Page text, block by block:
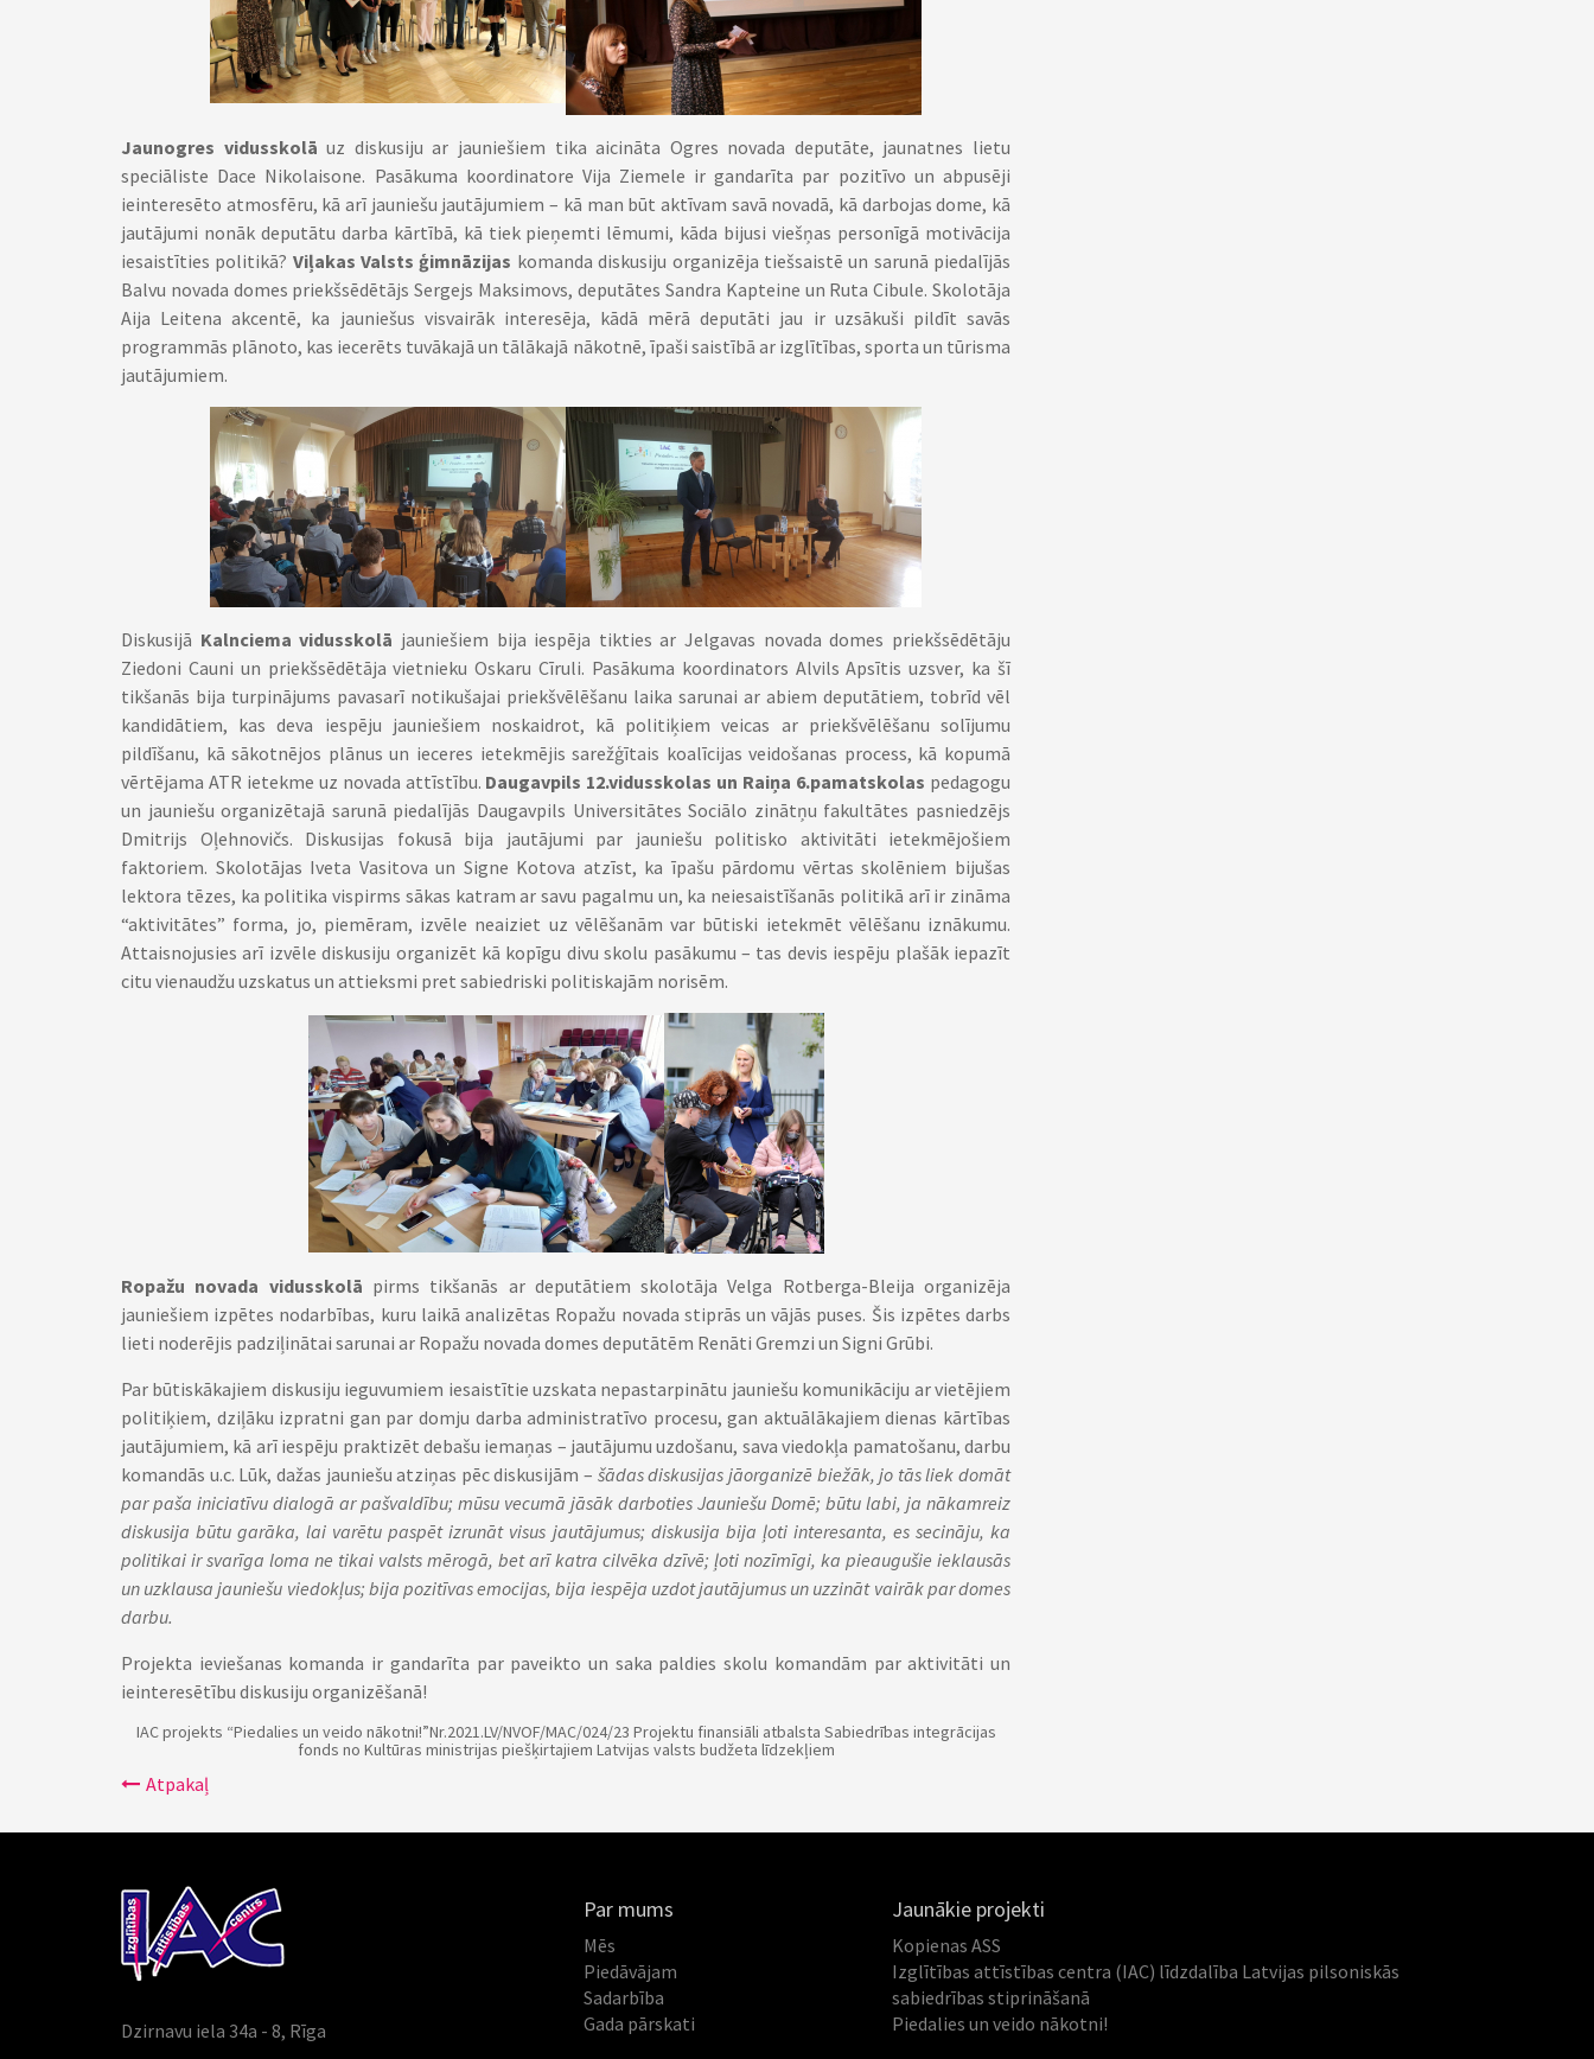
Jaunogres vidusskolā uz diskusiju ar jauniešiem tika aicināta Ogres novada deputāte, jaunatnes lietu
speciāliste Dace Nikolaisone. Pasākuma koordinatore Vija Ziemele ir gandarīta par pozitīvo un abpusēji
ieinteresēto atmosfēru, kā arī jauniešu jautājumiem – kā man būt aktīvam savā novadā, kā darbojas dome, kā
jautājumi nonāk deputātu darba kārtībā, kā tiek pieņemti lēmumi, kāda bijusi viešņas personīgā motivācija
iesaistīties politikā? Viļakas Valsts ģimnāzijas komanda diskusiju organizēja tiešsaistē un sarunā piedalījās
Balvu novada domes priekšsēdētājs Sergejs Maksimovs, deputātes Sandra Kapteine un Ruta Cibule. Skolotāja
Aija Leitena akcentē, ka jauniešus visvairāk interesēja, kādā mērā deputāti jau ir uzsākuši pildīt savās
programmās plānoto, kas iecerēts tuvākajā un tālākajā nākotnē, īpaši saistībā ar izglītības, sporta un tūrisma
jautājumiem.
Diskusijā Kalnciema vidusskolā jauniešiem bija iespēja tikties ar Jelgavas novada domes priekšsēdētāju
Ziedoni Cauni un priekšsēdētāja vietnieku Oskaru Cīruli. Pasākuma koordinators Alvils Apsītis uzsver, ka šī
tikšanās bija turpinājums pavasarī notikušajai priekšvēlēšanu laika sarunai ar abiem deputātiem, tobrīd vēl
kandidātiem, kas deva iespēju jauniešiem noskaidrot, kā politiķiem veicas ar priekšvēlēšanu solījumu
pildīšanu, kā sākotnējos plānus un ieceres ietekmējis sarežģītais koalīcijas veidošanas process, kā kopumā
vērtējama ATR ietekme uz novada attīstību. Daugavpils 12.vidusskolas un Raiņa 6.pamatskolas pedagogu
un jauniešu organizētajā sarunā piedalījās Daugavpils Universitātes Sociālo zinātņu fakultātes pasniedzējs
Dmitrijs Oļehnovičs. Diskusijas fokusā bija jautājumi par jauniešu politisko aktivitāti ietekmējošiem
faktoriem. Skolotājas Iveta Vasitova un Signe Kotova atzīst, ka īpašu pārdomu vērtas skolēniem bijušas
lektora tēzes, ka politika vispirms sākas katram ar savu pagalmu un, ka neiesaistīšanās politikā arī ir zināma
“aktivitātes” forma, jo, piemēram, izvēle neaiziet uz vēlēšanām var būtiski ietekmēt vēlēšanu iznākumu.
Attaisnojusies arī izvēle diskusiju organizēt kā kopīgu divu skolu pasākumu – tas devis iespēju plašāk iepazīt
citu vienaudžu uzskatus un attieksmi pret sabiedriski politiskajām norisēm.
Ropažu novada vidusskolā pirms tikšanās ar deputātiem skolotāja Velga Rotberga-Bleija organizēja
jauniešiem izpētes nodarbības, kuru laikā analizētas Ropažu novada stiprās un vājās puses. Šis izpētes darbs
lieti noderējis padziļinātai sarunai ar Ropažu novada domes deputātēm Renāti Gremzi un Signi Grūbi.
Par būtiskākajiem diskusiju ieguvumiem iesaistītie uzskata nepastarpinātu jauniešu komunikāciju ar vietējiem
politiķiem, dziļāku izpratni gan par domju darba administratīvo procesu, gan aktuālākajiem dienas kārtības
jautājumiem, kā arī iespēju praktizēt debašu iemaņas – jautājumu uzdošanu, sava viedokļa pamatošanu, darbu
komandās u.c. Lūk, dažas jauniešu atziņas pēc diskusijām – šādas diskusijas jāorganizē biežāk, jo tās liek domāt
par paša iniciatīvu dialogā ar pašvaldību; mūsu vecumā jāsāk darboties Jauniešu Domē; būtu labi, ja nākamreiz
diskusija būtu garāka, lai varētu paspēt izrunāt visus jautājumus; diskusija bija ļoti interesanta, es secināju, ka
politikai ir svarīga loma ne tikai valsts mērogā, bet arī katra cilvēka dzīvē; ļoti nozīmīgi, ka pieaugušie ieklausās
un uzklausa jauniešu viedokļus; bija pozitīvas emocijas, bija iespēja uzdot jautājumus un uzzināt vairāk par domes
darbu.
Projekta ieviešanas komanda ir gandarīta par paveikto un saka paldies skolu komandām par aktivitāti un
ieinteresētību diskusiju organizēšanā!
IAC projekts “Piedalies un veido nākotni!”Nr.2021.LV/NVOF/MAC/024/23 Projektu finansiāli atbalsta Sabiedrības integrācijas
fonds no Kultūras ministrijas piešķirtajiem Latvijas valsts budžeta līdzekļiem
Atpakaļ
Dzirnavu iela 34a - 8, Rīga
Par mums
Mēs
Piedāvājam
Sadarbība
Gada pārskati
Jaunākie projekti
Kopienas ASS
Izglītības attīstības centra (IAC) līdzdalība Latvijas pilsoniskās
sabiedrības stiprināšanā
Piedalies un veido nākotni!